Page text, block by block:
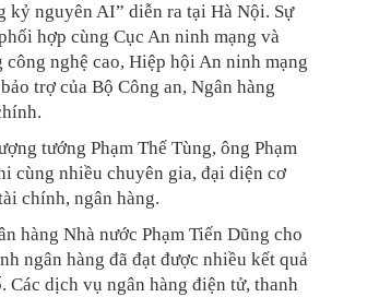
kỷ nguyên AI” diễn ra tại Hà Nội. Sự
hợp cùng Cục An ninh mạng và
nghệ cao, Hiệp hội An ninh mạng
trợ của Bộ Công an, Ngân hàng
tướng Phạm Thế Tùng, ông Phạm
cùng nhiều chuyên gia, đại diện cơ
chính, ngân hàng.
hàng Nhà nước Phạm Tiến Dũng cho
ngân hàng đã đạt được nhiều kết quả
Các dịch vụ ngân hàng điện tử, thanh